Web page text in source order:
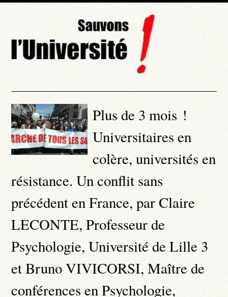
Plus de 3 mois !
Universitaires en
colère, universités en
résistance. Un conflit sans
précédent en France, par Claire
LECONTE, Professeur de
Psychologie, Université de Lille 3
et Bruno VIVICORSI, Maître de
conférences en Psychologie,